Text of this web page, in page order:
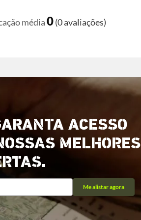
média0(0 avaliações)
ACESSO
MELHORES
Me alistar agora